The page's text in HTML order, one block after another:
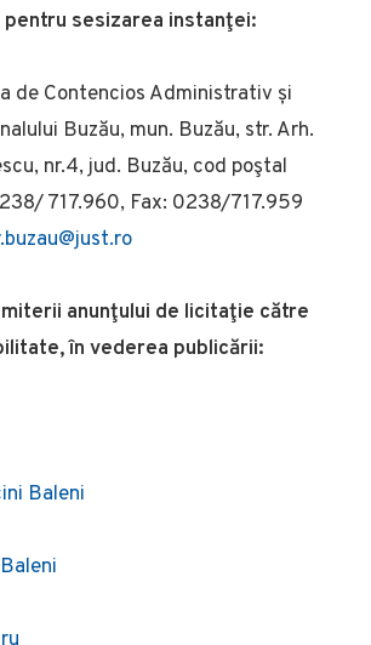
sesizarea instanţei:
de Contencios Administrativ și
Buzău, mun. Buzău, str. Arh.
nr.4, jud. Buzău, cod poştal
717.960, Fax: 0238/717.959
anunţului de licitaţie către
în vederea publicării:
Baleni